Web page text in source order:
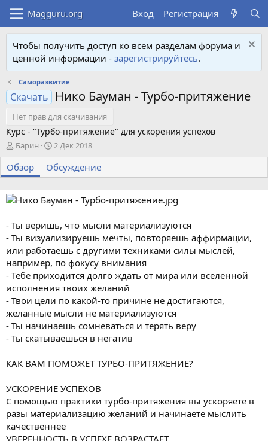
Вход Регистрация
Чтобы получить доступ ко всем разделам форума и
ценной информации - зарегистрируйтесь.
Саморазвитие
Скачать Нико Бауман - Турбо-притяжение
Нет прав для скачивания
Курс - "Турбо-притяжение" для ускорения успехов
А
т
о
р
Барин
Д
т
а
с
о
а
н
и
я
2 Дек 2018
Обзор Обсуждение
- Ты веришь, что мысли материализуются
- Ты визуализируешь мечты, повторяешь аффирмации,
или работаешь с другими техниками силы мыслей,
например, по фокусу внимания
- Тебе приходится долго ждать от мира или вселенной
исполнения твоих желаний
- Твои цели по какой-то причине не достигаются,
желанные мысли не материализуются
- Ты начинаешь сомневаться и терять веру
- Ты скатываешься в негатив
КАК ВАМ ПОМОЖЕТ ТУРБО-ПРИТЯЖЕНИЕ?
УСКОРЕНИЕ УСПЕХОВ
С помощью практики турбо-притяжения вы ускоряете в
разы материализацию желаний и начинаете мыслить
качественнее